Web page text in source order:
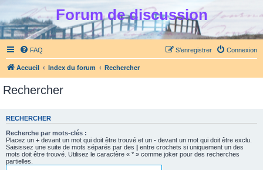
Forum de discussion
FAQ Connexion
S’enregistrer
Accueil Index du forum Rechercher
Rechercher
RECHERCHER
Recherche par mots-clés :
Placez un + devant un mot qui doit être trouvé et un - devant un mot qui doit être exclu.
Saisissez une suite de mots séparés par des | entre crochets si uniquement un des
mots doit être trouvé. Utilisez le caractère « * » comme joker pour des recherches
partielles.